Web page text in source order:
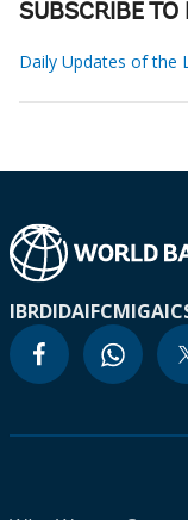
SUBSCRIBE TO
Daily Updates of the
IBRDIDAIFCMIGA